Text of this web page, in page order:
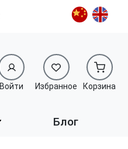
Войти Избранное Корзина
Блог